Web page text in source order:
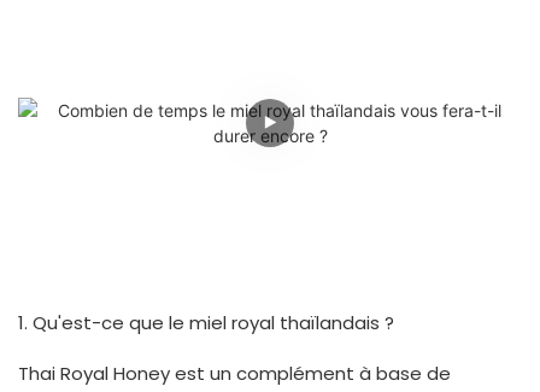
1. Qu'est-ce que le miel royal thaïlandais ?
Thai Royal Honey est un complément à base de